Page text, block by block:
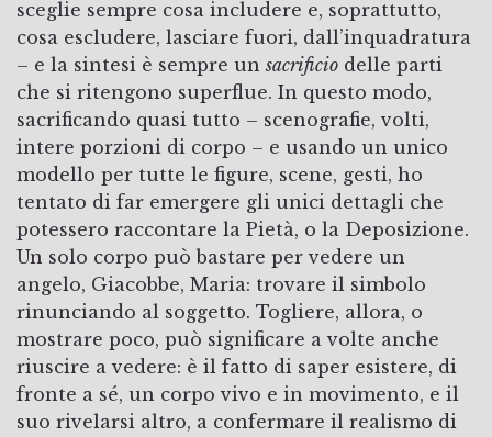
sceglie sempre cosa includere e, soprattutto,
cosa escludere, lasciare fuori, dall’inquadratura
– e la sintesi è sempre unsacrificio delle parti
che si ritengono superflue. In questo modo,
sacrificando quasi tutto – scenografie, volti,
intere porzioni di corpo – e usando un unico
modello per tutte le figure, scene, gesti, ho
tentato di far emergere gli unici dettagli che
potessero raccontare la Pietà, o la Deposizione.
Un solo corpo può bastare per vedere un
angelo, Giacobbe, Maria: trovare il simbolo
rinunciando al soggetto. Togliere, allora, o
mostrare poco, può significare a volte anche
riuscire a vedere: è il fatto di saper esistere, di
fronte a sé, un corpo vivo e in movimento, e il
suo rivelarsi altro, a confermare il realismo di